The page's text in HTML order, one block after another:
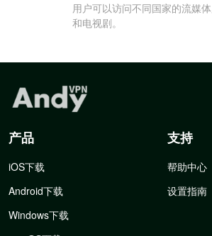
用户可以访问不同国家的流媒
和电视剧。
产品
iOS下载
Android下载
Windows下载
支持
帮助中心
设置指南